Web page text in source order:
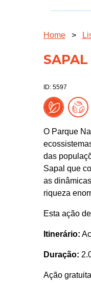
Home >
ID: 5597
O Parque
das
Sapal que
as
riqueza
Esta ação
Itinerário:
Duração:
Ação gratuita